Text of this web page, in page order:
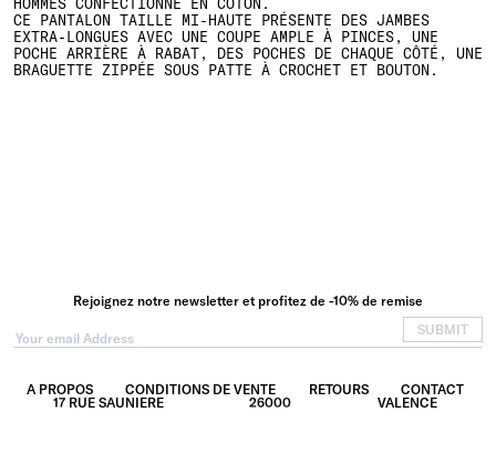
CE PANTALON TAILLE MI-HAUTE PRÉSENTE DES JAMBES
EXTRA-LONGUES AVEC UNE COUPE AMPLE À PINCES, UNE
POCHE ARRIÈRE À RABAT, DES POCHES DE CHAQUE CÔTÉ, UNE
BRAGUETTE ZIPPÉE SOUS PATTE À CROCHET ET BOUTON.
A PROPOS CONDITIONS DE VENTE RETOURS
CONTACT
17 RUE SAUNIERE
26000 VALENCE
Rejoignez notre newsletter et profitez de -10% de remise
SUBMIT